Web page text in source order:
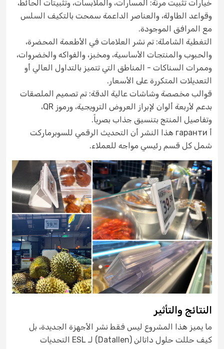
خيارات تثبيت مرنة: المسارات، والملابسات، وتثبيتات الحائط،
وقواعد الطاولة، والعناصر الداعمة سمحت بالتكيف السلس
مع المرافق الموجودة.
التغطية الشاملة: تم نشر العلامات في الأطعمة المحضرة،
والحبوب والمنتجات الأساسية، ومخبز، والفواكه والخضروات،
وممرات السناكات - المناطق التي تتميز بالتداول العالي أو
التعديلات المتكررة على الأسعار.
قوالب مخصصة وشاشات عالية الدقة: تم تصميم الملصقات
بدعم لأربعة ألوان لإبراز العروض الترويجية، ورموز QR،
وتفاصيل المنتج بتنسيق جذاب بصرياً.
أ гаранти هذا النشر أن التحديث الرقمي للسوبرماركت
شمل كل قسم رئيسي مواجه للعملاء.
النتائج والتأثير
ما يميز هذا المشروع ليس فقط نشر الأجهزة الجديدة، بل
كيف حللت حلول داتالن (Datallen) لـ ESL التحديات